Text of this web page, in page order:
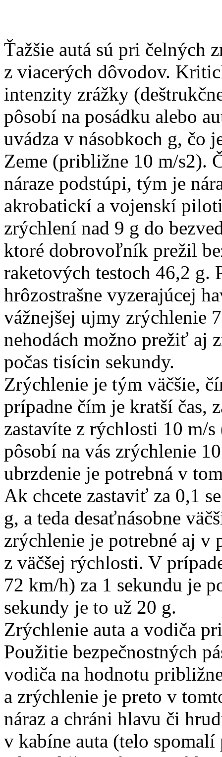
Ťažšie autá sú pri čelných
z viacerých dôvodov.
intenzity zrážky
pôsobí na posádku alebo
uvádza v násobkoch g, čo
Zeme (približne 10 m/s2).
náraze podstúpi, tým je
akrobatickí a vojenskí
zrýchlení nad 9 g do
ktoré dobrovoľník prežil
raketových testoch 46,2
hrôzostrašne vyzerajúcej
vážnejšej ujmy zrýchlenie
nehodách možno prežiť aj
počas tisícin sekundy.
Zrýchlenie je tým väčšie,
prípadne čím je kratší čas,
zastavíte z rýchlosti 10 m/
pôsobí na vás zrýchlenie
ubrzdenie je potrebná v
Ak chcete zastaviť za 0,1
g, a teda desaťnásobne
zrýchlenie je potrebné aj v
z väčšej rýchlosti. V
72 km/h) za 1 sekundu je
sekundy je to už 20 g.
Zrýchlenie auta a vodiča
Použitie bezpečnostných
vodiča na hodnotu
a zrýchlenie je preto v
náraz a chráni hlavu či
v kabíne auta (telo